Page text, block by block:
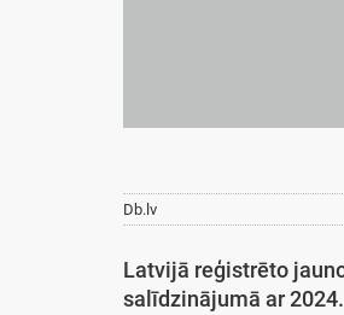
Db.lv
Latvijā reģistrēto
salīdzinājumā ar